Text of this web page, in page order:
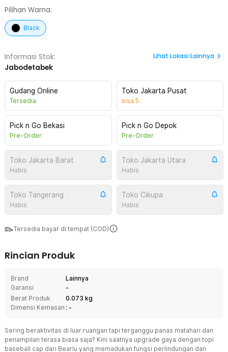
Pilihan Warna:
Black
Informasi Stok:
Jabodetabek
Lihat Lokasi Lainnya
Gudang Online
Tersedia
Toko Jakarta Pusat
sisa 5
Pick n Go Bekasi
Pre-Order
Pick n Go Depok
Pre-Order
Toko Jakarta Barat
Habis
Toko Jakarta Utara
Habis
Toko Tangerang
Habis
Toko Cikupa
Habis
Tersedia bayar di tempat (COD)
Rincian Produk
Brand
Lainnya
Garansi
-
Berat Produk
0.073 kg
Dimensi Kemasan : -
Sering beraktivitas di luar ruangan tapi terganggu panas matahari dan
penampilan terasa biasa saja? Kini saatnya upgrade gaya dengan topi
baseball cap dari Bearlu yang memadukan fungsi perlindungan dan